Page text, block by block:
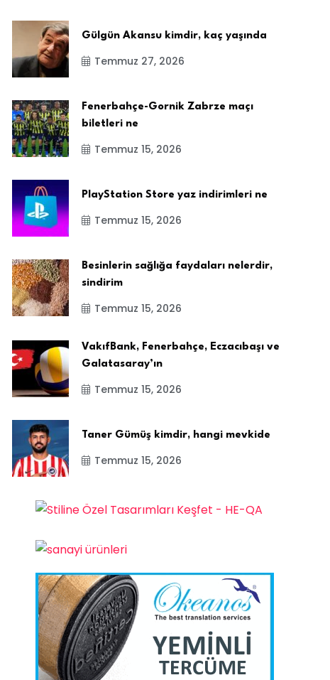
Gülgün Akansu kimdir, kaç yaşında
Temmuz 27, 2026
Fenerbahçe-Gornik Zabrze maçı
biletleri ne
Temmuz 15, 2026
PlayStation Store yaz indirimleri ne
Temmuz 15, 2026
Besinlerin sağlığa faydaları nelerdir,
sindirim
Temmuz 15, 2026
VakıfBank, Fenerbahçe, Eczacıbaşı ve
Galatasaray’ın
Temmuz 15, 2026
Taner Gümüş kimdir, hangi mevkide
Temmuz 15, 2026